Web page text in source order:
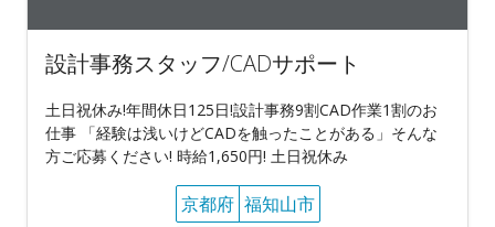
設計事務スタッフ/CADサポート
土日祝休み!年間休日125日!設計事務9割CAD作業1割のお
仕事 「経験は浅いけどCADを触ったことがある」そんな
方ご応募ください! 時給1,650円! 土日祝休み
京都府 福知山市